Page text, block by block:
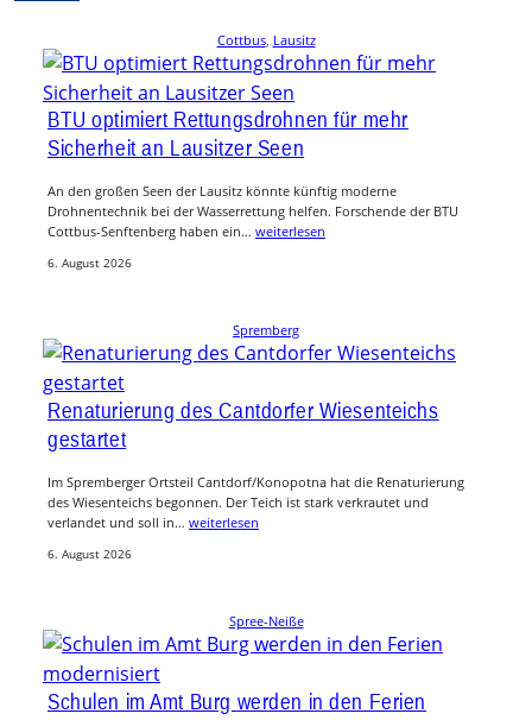
Cottbus, Lausitz
BTU optimiert Rettungsdrohnen für mehr
Sicherheit an Lausitzer Seen
An den großen Seen der Lausitz könnte künftig moderne
Drohnentechnik bei der Wasserrettung helfen. Forschende der BTU
Cottbus-Senftenberg haben ein… weiterlesen
6. August 2026
Spremberg
Renaturierung des Cantdorfer Wiesenteichs
gestartet
Im Spremberger Ortsteil Cantdorf/Konopotna hat die Renaturierung
des Wiesenteichs begonnen. Der Teich ist stark verkrautet und
verlandet und soll in… weiterlesen
6. August 2026
Spree-Neiße
Schulen im Amt Burg werden in den Ferien